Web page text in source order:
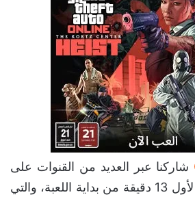
شاركنا عبر العديد من القنوات على
يوتيوب فيديو مطول لأول 13 دقيقة من بداية اللعبة، والتي